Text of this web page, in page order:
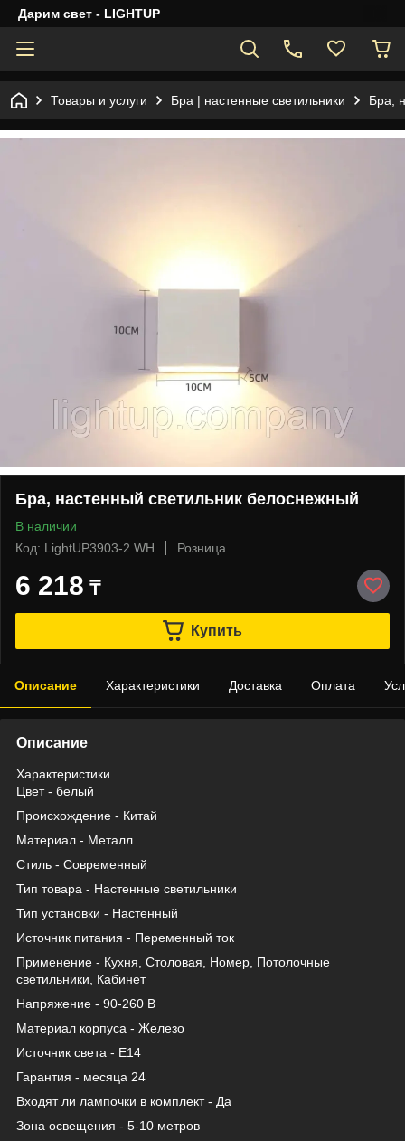
Дарим свет - LIGHTUP
Товары и услуги Бра | настенные светильники Бра,
Бра, настенный светильник белоснежный
В наличии
Код: LightUP3903-2 WH
Розница
6 218 ₸
Купить
Описание Характеристики Доставка Оплата
Описание
Характеристики
Цвет - белый
Происхождение - Китай
Материал - Металл
Стиль - Современный
Тип товара - Настенные светильники
Тип установки - Настенный
Источник питания - Переменный ток
Применение - Кухня, Столовая, Номер, Потолочные
светильники, Кабинет
Напряжение - 90-260 В
Материал корпуса - Железо
Источник света - Е14
Гарантия - месяца 24
Входят ли лампочки в комплект - Да
Зона освещения - 5-10 метров